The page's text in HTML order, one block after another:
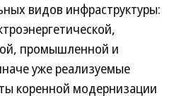
видов инфраструктуры:
промышленной и
уже реализуемые
коренной модернизации